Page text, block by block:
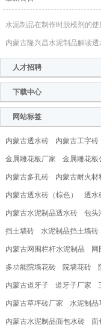
水泥制品在制作时脱模剂的使
内蒙古隆兴昌水泥制品解读
人才招聘
下载中心
网站标签
内蒙古透水砖 内蒙古工字砖
金属雕花板厂家 金属雕花板
内蒙古多孔砖 内蒙古耐火材
内蒙古透水砖（棕色） 透水
内蒙古水泥制品透水砖 包头
挡土墙砖 水泥制品挡土墙砖
内蒙古网围栏杆水泥制品 网
多功能院墙花砖 院墙花砖
内蒙古道牙子 道牙子厂家
内蒙古草坪砖厂家 水泥制品
内蒙古水泥制品面包水砖 面